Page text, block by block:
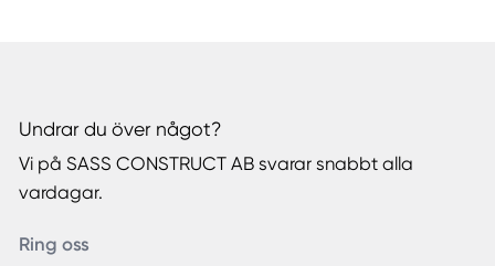
Undrar du över något?
Vi på SASS CONSTRUCT AB svarar snabbt alla
vardagar.
Ring oss